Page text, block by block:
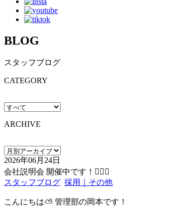
BLOG
スタッフブログ
CATEGORY
ARCHIVE
2026年06月24日
会社説明会 開催中です！🙋🏻‍♀️
スタッフブログ 採用｜その他
こんにちは⛅️ 管理部の岡本です！